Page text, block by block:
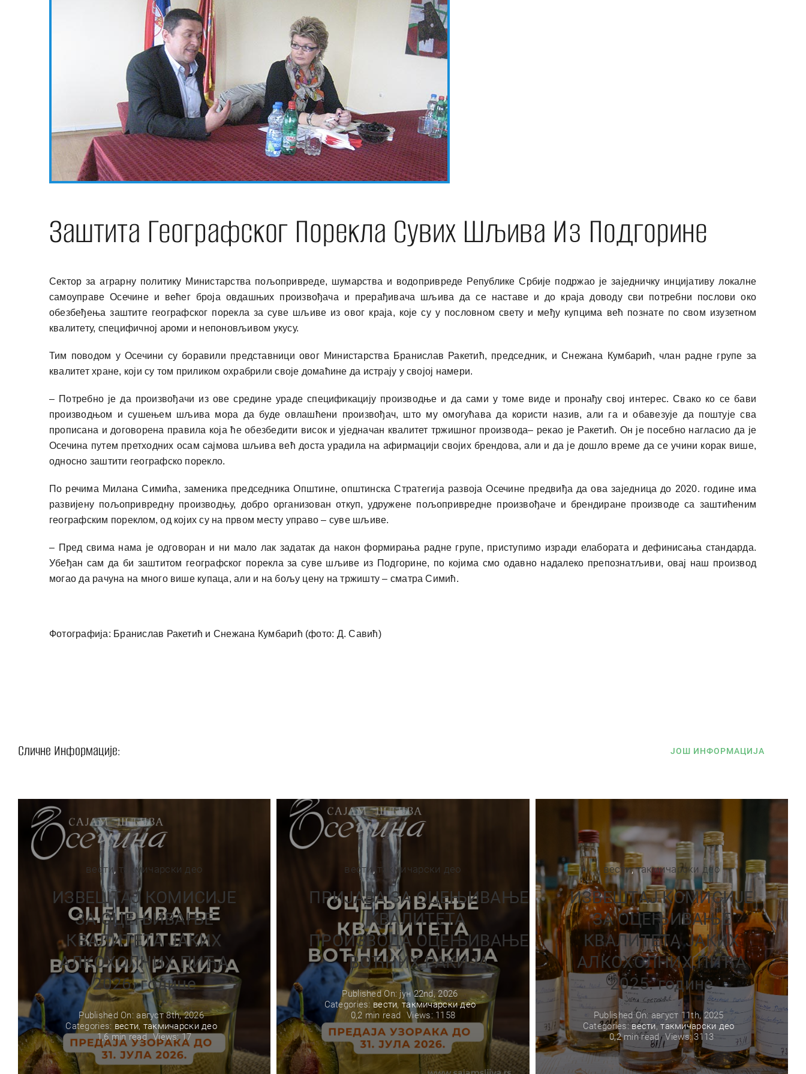
Заштита Географског Порекла Сувих Шљива Из Подгорине
Сектор за аграрну политику Министарства пољопривреде, шумарства и водопривреде Републике Србије подржао је заједничку инцијативу локалне
самоуправе Осечине и већег броја овдашњих произвођача и прерађивача шљива да се наставе и до краја доводу сви потребни послови око
обезбеђења заштите географског порекла за суве шљиве из овог краја, које су у пословном свету и међу купцима већ познате по свом изузетном
квалитету, специфичној ароми и непоновљивом укусу.
Тим поводом у Осечини су боравили представници овог Министарства Бранислав Ракетић, председник, и Снежана Кумбарић, члан радне групе за
квалитет хране, који су том приликом охрабрили своје домаћине да истрају у својој намери.
– Потребно је да произвођачи из ове средине ураде спецификацију производње и да сами у томе виде и пронађу свој интерес. Свако ко се бави
производњом и сушењем шљива мора да буде овлашћени произвођач, што му омогућава да користи назив, али га и обавезује да поштује сва
прописана и договорена правила која ће обезбедити висок и уједначан квалитет тржишног производа– рекао је Ракетић. Он је посебно нагласио да је
Осечина путем претходних осам сајмова шљива већ доста урадила на афирмацији својих брендова, али и да је дошло време да се учини корак више,
односно заштити географско порекло.
По речима Милана Симића, заменика председника Општине, општинска Стратегија развоја Осечине предвиђа да ова заједница до 2020. године има
развијену пољопривредну производњу, добро организован откуп, удружене пољопривредне произвођаче и брендиране производе са заштићеним
географским пореклом, од којих су на првом месту управо – суве шљиве.
– Пред свима нама је одговоран и ни мало лак задатак да након формирања радне групе, приступимо изради елабората и дефинисања стандарда.
Убеђан сам да би заштитом географског порекла за суве шљиве из Подгорине, по којима смо одавно надалеко препознатљиви, овај наш производ
могао да рачуна на много више купаца, али и на бољу цену на тржишту – сматра Симић.
Фотографија: Бранислав Ракетић и Снежана Кумбарић (фото: Д. Савић)
Сличне Информације: ЈОШ ИНФОРМАЦИЈА
вести, такмичарски део
ИЗВЕШТАЈ КОМИСИЈЕ
ЗА ОЦЕЊИВАЊЕ
КВАЛИТЕТА ЈАКИХ
АЛКОХОЛНИХ ПИЋА
2026. године
Published On: август 8th, 2026
Categories: вести, такмичарски део
1,6 min read Views: 17
вести ,такмичарски део
ПРИЈАВА ЗА ОЦЕЊИВАЊЕ
КВАЛИТЕТА
ПРОИЗВОДА ОЦЕЊИВАЊЕ
ВОЋНИХ РАКИЈА
Published On: јун 22nd, 2026
Categories: вести,такмичарски део
0,2 min read
Views: 1158
вести,такмичарски део
ИЗВЕШТАЈ КОМИСИЈЕ
ЗА ОЦЕЊИВАЊЕ
КВАЛИТЕТА ЈАКИХ
АЛКОХОЛНИХ ПИЋА
2025. године
Published On: август 11th, 2025
Categories:вести,такмичарски део
0,2 min read Views: 3113